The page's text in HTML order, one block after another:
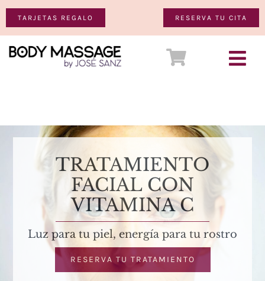
Saltar
TARJETAS REGALO RESERVA TU CITA
Ver
ESTÉTICA
MASAJES
TIENDA Y REGALOS
CONTACTO
TRATAMIENTO
FACIAL CON
VITAMINA C
Luz para tu piel, energía para tu rostro
RESERVA TU TRATAMIENTO